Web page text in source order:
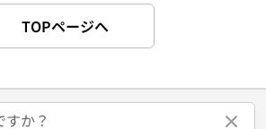
TOPページへ